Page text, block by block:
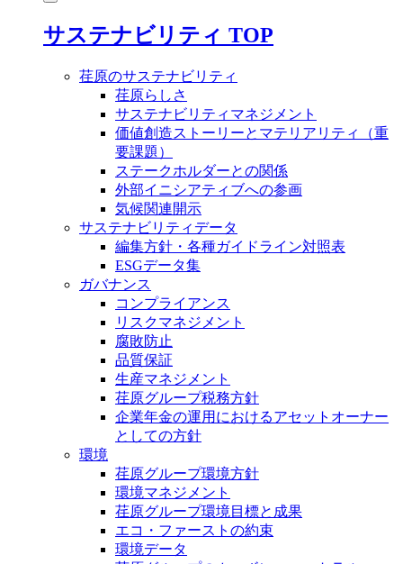
サステナビリティ TOP
荏原のサステナビリティ
荏原らしさ
サステナビリティマネジメント
価値創造ストーリーとマテリアリティ（重
要課題）
ステークホルダーとの関係
外部イニシアティブへの参画
気候関連開示
サステナビリティデータ
編集方針・各種ガイドライン対照表
ESGデータ集
ガバナンス
コンプライアンス
リスクマネジメント
腐敗防止
品質保証
生産マネジメント
荏原グループ税務方針
企業年金の運用におけるアセットオーナー
としての方針
環境
荏原グループ環境方針
環境マネジメント
荏原グループ環境目標と成果
エコ・ファーストの約束
環境データ